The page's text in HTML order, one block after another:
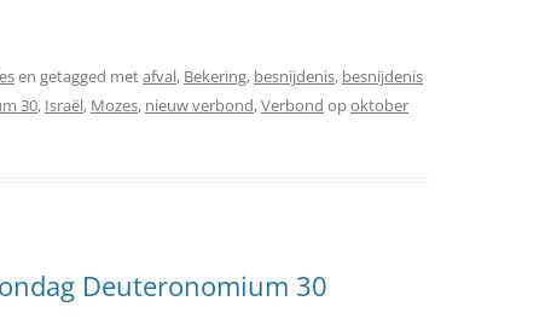
en getagged metafval, Bekering, besnijdenis, besnijdenis
30, Israël, Mozes, nieuw verbond,Verbond opoktober
Deuteronomium 30